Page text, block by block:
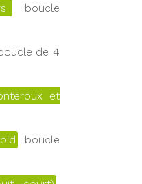
boucle
de 4
et
boucle